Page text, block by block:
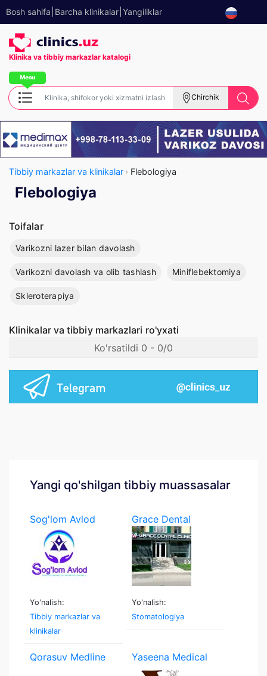
Bosh sahifa Barcha klinikalar Yangiliklar
Klinika va tibbiy markazlar katalogi
Chirchik
Tibbiy markazlar va klinikalar Flebologiya
Flebologiya
Toifalar
Varikozni lazer bilan davolash
Varikozni davolash va olib tashlash Miniflebektomiya
Skleroterapiya
Klinikalar va tibbiy markazlari ro'yxati
Ko'rsatildi 0 - 0/0
Yangi qo'shilgan tibbiy muassasalar
Sog'lom Avlod
Yo'nalish:
Tibbiy markazlar va
klinikalar
Grace Dental
Yo'nalish:
Stomatologiya
Qorasuv Medline
Yaseena Medical
Clinic